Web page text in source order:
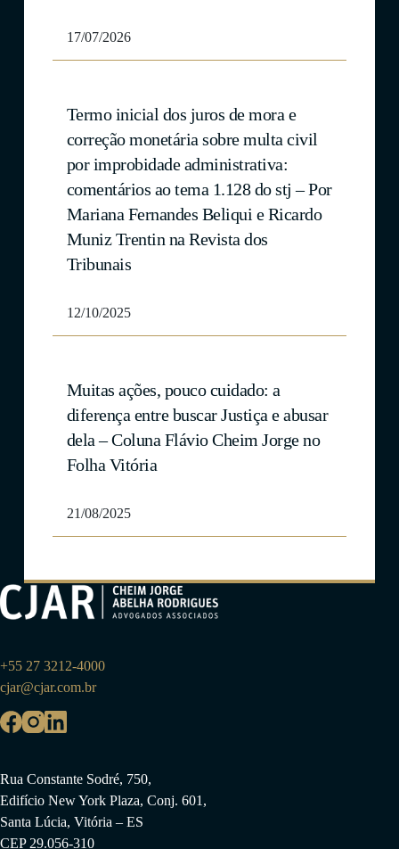
17/07/2026
Termo inicial dos juros de mora e
correção monetária sobre multa civil
por improbidade administrativa:
comentários ao tema 1.128 do stj – Por
Mariana Fernandes Beliqui e Ricardo
Muniz Trentin na Revista dos
Tribunais
12/10/2025
Muitas ações, pouco cuidado: a
diferença entre buscar Justiça e abusar
dela – Coluna Flávio Cheim Jorge no
Folha Vitória
21/08/2025
+55 27 3212-4000
cjar@cjar.com.br
Rua Constante Sodré, 750,
Edifício New York Plaza, Conj. 601,
Santa Lúcia, Vitória – ES
CEP 29.056-310